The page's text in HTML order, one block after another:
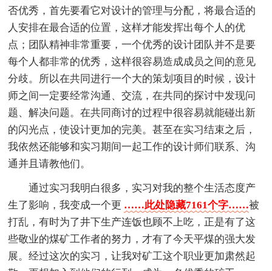
否优秀，首先要看它对设计的管理与分配，将最合适的
人安排在最合适的位置，这样才能发挥出每个人的优
点；团队精神非常重要，一个优秀的设计团队并不是要
每个人都非常的优秀，这样很容易造成成员之间的意见
分歧。所以在共同进行一个大的策划项目的时候，设计
师之间一定要经常沟通、交流，在共同的探讨中发现问
题、解决问题。在共同商讨的过程中很容易就能碰出新
的闪光点，使设计更加的完美。甚至在实习结束之后，
我依然还能够和实习期间一起工作的设计师们联系、沟
通并且请教他们。
通过实习我明白很多，实习对我的整个生活态度产
生了影响，我变成一个更 ……此处隐藏7161个字……被
打乱，有时为了井下生产连饭也顾不上吃，正是有了这
些敬业的煤矿工作者的努力，才有了今天平煤的强大发
展。经过这次的实习，让我对矿工这个职业更加肃然起